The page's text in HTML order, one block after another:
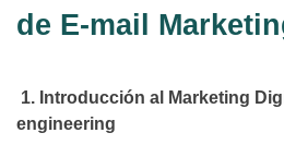
de E-mail
1. Introducción al Marketing
engineering